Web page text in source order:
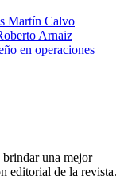
Martín Calvo
Arnaiz
en operaciones
una mejor
editorial de la revista.